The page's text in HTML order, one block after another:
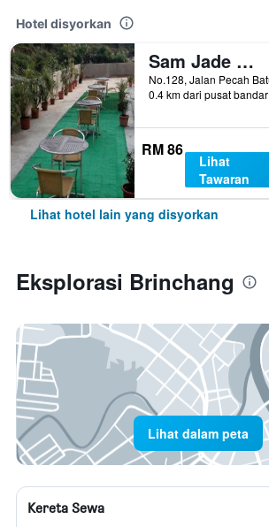
Hotel disyorkan
Sam Jade Guest House
0.4 km dari pusat bandar
RM 86
Lihat
Tawaran
Lihat hotel lain yang disyorkan
Eksplorasi Brinchang
Lihat dalam peta
Kereta Sewa